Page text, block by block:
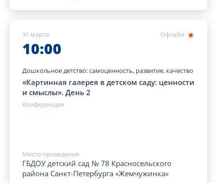
Офлайн
31 марта
10:00
Дошкольное детство: самоценность, развитие, качество
«Картинная галерея в детском саду: ценности
и смыслы». День 2
Конференция
Место проведения
ГБДОУ детский сад № 78 Красносельского
района Санкт-Петербурга «Жемчужинка»